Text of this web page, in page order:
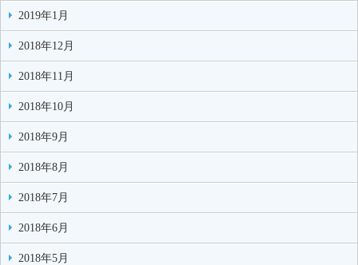
2019年1月
2018年12月
2018年11月
2018年10月
2018年9月
2018年8月
2018年7月
2018年6月
2018年5月